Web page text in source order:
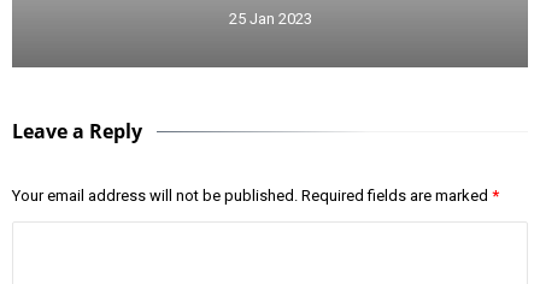
25 Jan 2023
Leave a Reply
Your email address will not be published. Required fields are marked *